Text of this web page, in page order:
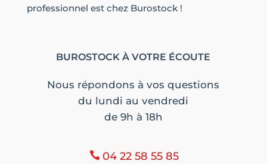
professionnel est chez Burostock !
BUROSTOCK À VOTRE ÉCOUTE
Nous répondons à vos questions
du lundi au vendredi
de 9h à 18h
04 22 58 55 85